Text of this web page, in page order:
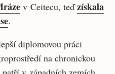
v Ceitecu, teďzískala
.
diplomovou práci
na chronickou